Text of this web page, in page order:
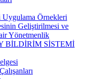
Uygulama Örnekleri
Geliştirilmesi ve
Yönetmenlik
BİLDİRİM SİSTEMİ